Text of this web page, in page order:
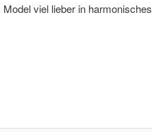
viel lieber in harmonisches